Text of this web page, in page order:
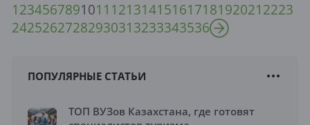
1234567891011 121314151617181920212223
24252627282930313233343536
ПОПУЛЯРНЫЕ СТАТЬИ
ТОП ВУЗов Казахстана, где готовят